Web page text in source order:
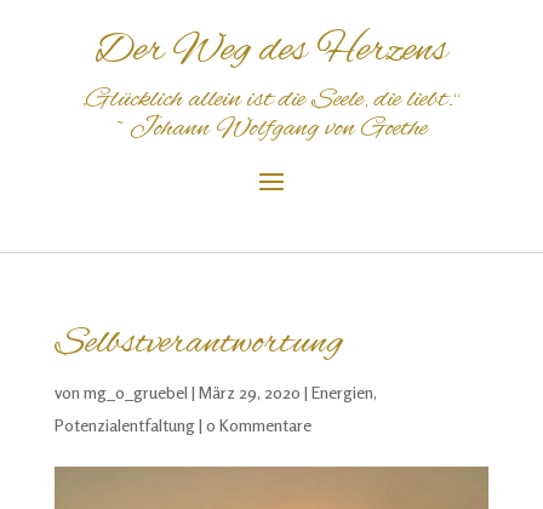
Der Weg des Herzens
„GlücklichalleinistdieSeele,dieliebt.“
~ Johann Wolfgang von Goethe
Selbstverantwortung
von mg_o_gruebel | März 29, 2020 | Energien,
Potenzialentfaltung| 0 Kommentare